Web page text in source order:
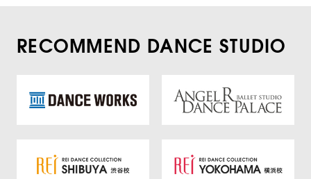
RECOMMEND DANCE STUDIO